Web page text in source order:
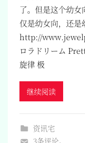
了。但是这个幼
仅是幼女向，还是
http://
ロラドリーム
旋律 极
继续阅读
资讯宅
3条评论。